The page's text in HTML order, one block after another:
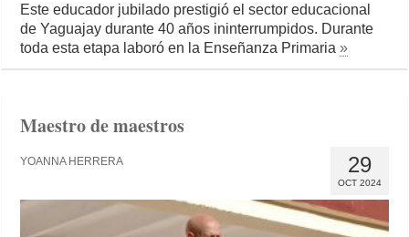
Este educador jubilado prestigió el sector educacional
de Yaguajay durante 40 años ininterrumpidos. Durante
toda esta etapa laboró en la Enseñanza Primaria»
Maestro de maestros
29
OCT 2024
YOANNA HERRERA